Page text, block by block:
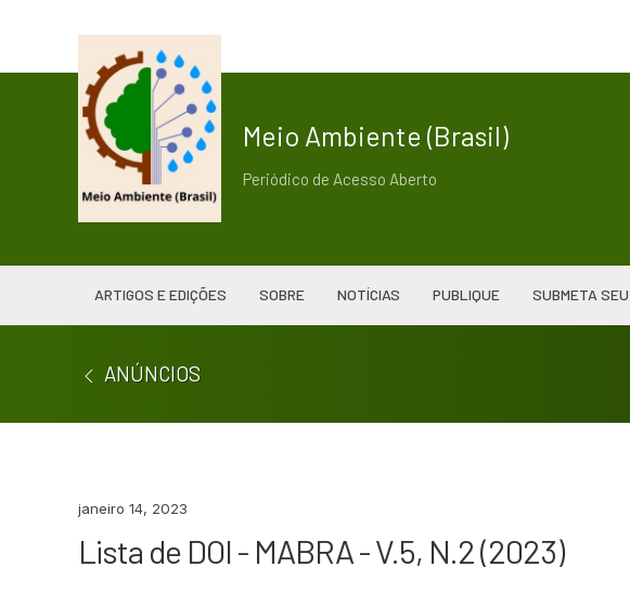
Meio Ambiente (Brasil)
Periódico de Acesso Aberto
ARTIGOS E EDIÇÕES SOBRE NOTÍCIAS PUBLIQUE SUBMETA
ANÚNCIOS
janeiro 14, 2023
Lista de DOI - MABRA - V.5, N.2 (2023)